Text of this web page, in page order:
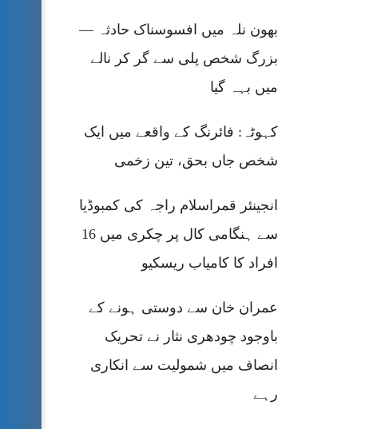
بھون نلہ میں افسوسناک حادثہ —
بزرگ شخص پلی سے گر کر نالے
میں بہہ گیا
کہوٹہ: فائرنگ کے واقعے میں ایک
شخص جاں بحق، تین زخمی
انجینئر قمراسلام راجہ کی کمبوڈیا
سے ہنگامی کال پر چکری میں 16
افراد کا کامیاب ریسکیو
عمران خان سے دوستی ہونے کے
باوجود چودھری نثار نے تحریک
انصاف میں شمولیت سے انکاری
رہے